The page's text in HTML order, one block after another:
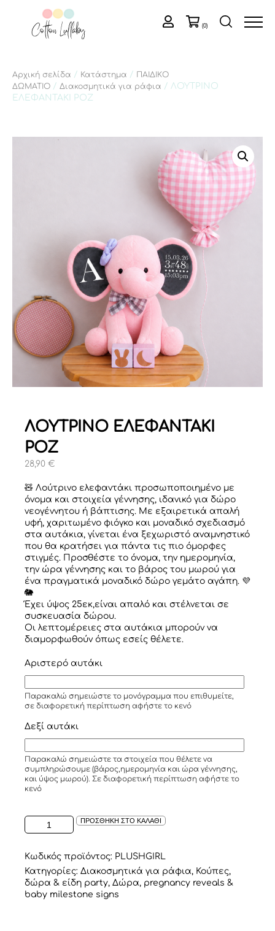
(0)
Αρχική σελίδα / Κατάστημα /
ΠΑΙΔΙΚΟ
ΔΩΜΑΤΙΟ / Διακοσμητικά για ράφια / ΛΟΥΤΡΙΝΟ
ΕΛΕΦΑΝΤΑΚΙ ΡΟΖ
ΛΟΥΤΡΙΝΟ ΕΛΕΦΑΝΤΑΚΙ
ΡΟΖ
28,90 €
🧸 Λούτρινο ελεφαντάκι προσωποποιημένο με
όνομα και στοιχεία γέννησης, ιδανικό για δώρο
νεογέννητου ή βάπτισης. Με εξαιρετικά απαλή
υφή, χαριτωμένο φιόγκο και μοναδικό σχεδιασμό
στα αυτάκια, γίνεται ένα ξεχωριστό αναμνηστικό
που θα κρατήσει για πάντα τις πιο όμορφες
στιγμές. Προσθέστε το όνομα, την ημερομηνία,
την ώρα γέννησης και το βάρος του μωρού για
ένα πραγματικά μοναδικό δώρο γεμάτο αγάπη. 💜
🐘
Έχει ύψος 25εκ,είναι απαλό και στέλνεται σε
συσκευασία δώρου.
Οι λεπτομέρειες στα αυτάκια μπορούν να
διαμορφωθούν όπως εσείς θέλετε.
Αριστερό αυτάκι
Παρακαλώ σημειώστε το μονόγραμμα που επιθυμείτε,
σε διαφορετική περίπτωση αφήστε το κενό
Δεξί αυτάκι
Παρακαλώ σημειώστε τα στοιχεία που θέλετε να
συμπληρώσουμε (βάρος,ημερομηνία και ώρα γέννησης,
και ύψος μωρού). Σε διαφορετική περίπτωση αφήστε το
κενό
ΛΟΥΤΡΙΝΟ
ΕΛΕΦΑΝΤΑΚΙ
ποσότητα
ΠΡΟΣΘΗΚΗ ΣΤΟ ΚΑΛΑΘΙ
Κωδικός προϊόντος: PLUSHGIRL
Κατηγορίες: Διακοσμητικά για ράφια, Κούπες,
δώρα & είδη party, Δώρα, pregnancy reveals &
baby milestone signs